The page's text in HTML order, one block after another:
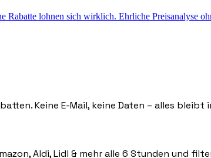
Rabatte lohnen sich wirklich. Ehrliche Preisanalyse
Keine E-Mail, keine Daten – alles bleibt
Aldi, Lidl & mehr alle 6 Stunden und